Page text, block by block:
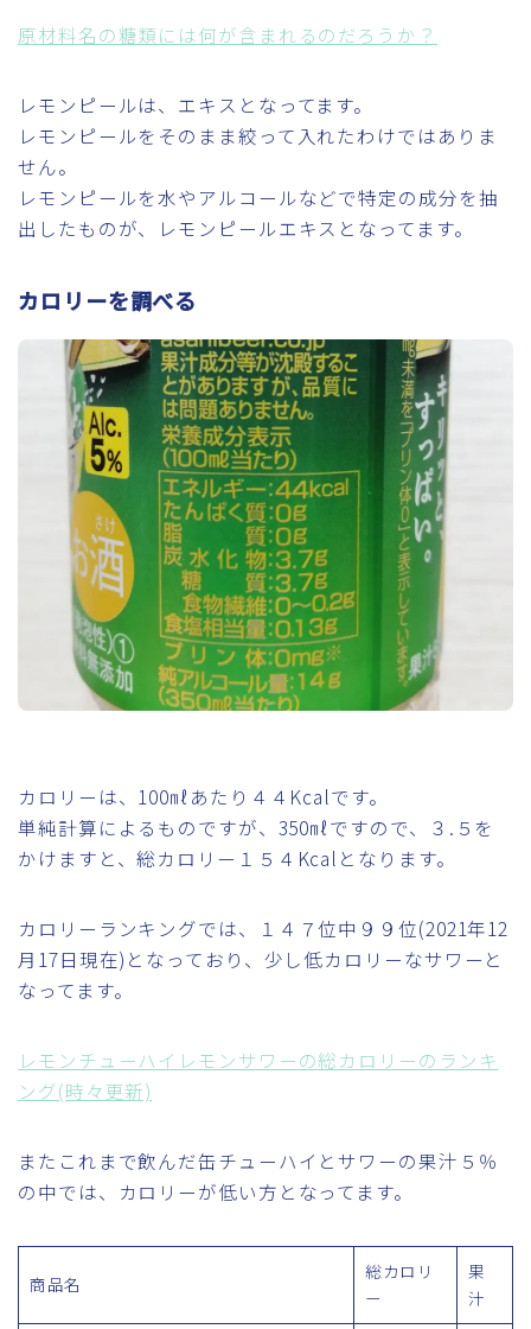
原材料名の糖類には何が含まれるのだろうか？
レモンピールは、エキスとなってます。
レモンピールをそのまま絞って入れたわけではありま
せん。
レモンピールを水やアルコールなどで特定の成分を抽
出したものが、レモンピールエキスとなってます。
カロリーを調べる
カロリーは、100㎖あたり４４Kcalです。
単純計算によるものですが、350㎖ですので、３.５を
かけますと、総カロリー１５４Kcalとなります。
カロリーランキングでは、１４７位中９９位(2021年12
月17日現在)となっており、少し低カロリーなサワーと
なってます。
レモンチューハイレモンサワーの総カロリーのランキ
ング(時々更新)
またこれまで飲んだ缶チューハイとサワーの果汁５％
の中では、カロリーが低い方となってます。
商品名
総カロリ
ー
果
汁